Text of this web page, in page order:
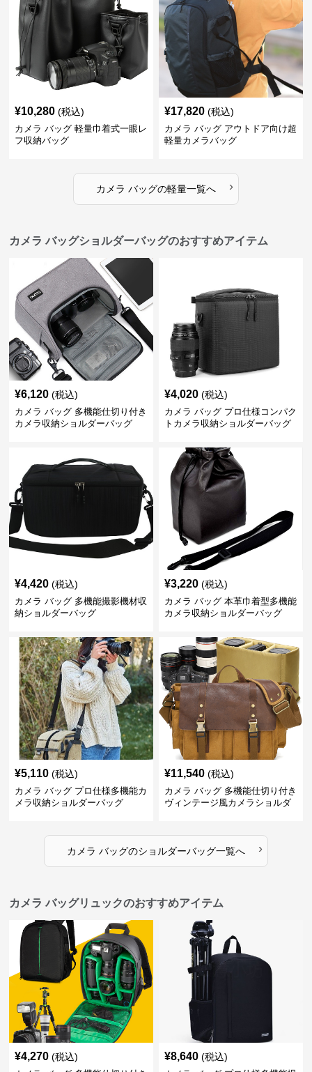
¥10,280 (税込)
カメラ バッグ 軽量巾着式一眼レ
フ収納バッグ
¥17,820 (税込)
カメラ バッグ アウトドア向け超
軽量カメラバッグ
カメラ バッグの軽量一覧へ ›
カメラ バッグショルダーバッグのおすすめアイテム
¥6,120 (税込)
カメラ バッグ 多機能仕切り付き
カメラ収納ショルダーバッグ
¥4,020 (税込)
カメラ バッグ プロ仕様コンパク
トカメラ収納ショルダーバッグ
¥4,420 (税込)
カメラ バッグ 多機能撮影機材収
納ショルダーバッグ
¥3,220 (税込)
カメラ バッグ 本革巾着型多機能
カメラ収納ショルダーバッグ
¥5,110 (税込)
カメラ バッグ プロ仕様多機能カ
メラ収納ショルダーバッグ
¥11,540 (税込)
カメラ バッグ 多機能仕切り付き
ヴィンテージ風カメラショルダ
カメラ バッグのショルダーバッグ一覧へ ›
カメラ バッグリュックのおすすめアイテム
¥4,270 (税込) ¥8,640 (税込)